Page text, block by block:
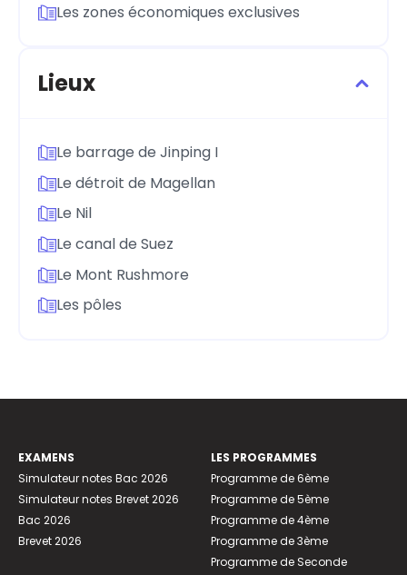
Les zones économiques exclusives
Lieux
Le barrage de Jinping I
Le détroit de Magellan
Le Nil
Le canal de Suez
Le Mont Rushmore
Les pôles
EXAMENS
Simulateur notes Bac 2026
Simulateur notes Brevet 2026
Bac 2026
Brevet 2026
LES PROGRAMMES
Programme de 6ème
Programme de 5ème
Programme de 4ème
Programme de 3ème
Programme de Seconde